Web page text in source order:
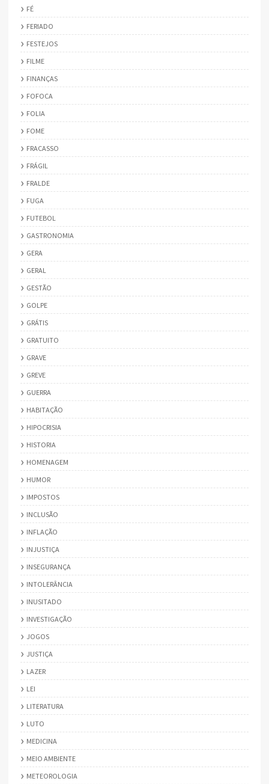
FÉ
FERIADO
FESTEJOS
FILME
FINANÇAS
FOFOCA
FOLIA
FOME
FRACASSO
FRÁGIL
FRALDE
FUGA
FUTEBOL
GASTRONOMIA
GERA
GERAL
GESTÃO
GOLPE
GRÁTIS
GRATUITO
GRAVE
GREVE
GUERRA
HABITAÇÃO
HIPOCRISIA
HISTORIA
HOMENAGEM
HUMOR
IMPOSTOS
INCLUSÃO
INFLAÇÃO
INJUSTIÇA
INSEGURANÇA
INTOLERÂNCIA
INUSITADO
INVESTIGAÇÃO
JOGOS
JUSTIÇA
LAZER
LEI
LITERATURA
LUTO
MEDICINA
MEIO AMBIENTE
METEOROLOGIA